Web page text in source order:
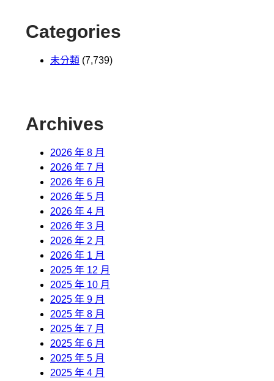
Categories
未分類 (7,739)
Archives
2026 年 8 月
2026 年 7 月
2026 年 6 月
2026 年 5 月
2026 年 4 月
2026 年 3 月
2026 年 2 月
2026 年 1 月
2025 年 12 月
2025 年 10 月
2025 年 9 月
2025 年 8 月
2025 年 7 月
2025 年 6 月
2025 年 5 月
2025 年 4 月